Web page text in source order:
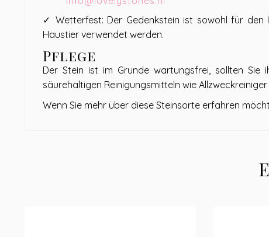
✓ Wetterfest: Der Gedenkstein ist sowohl für den
Haustier verwendet werden.
Pflege
Der Stein ist im Grunde wartungsfrei, sollten
säurehaltigen Reinigungsmitteln wie
Wenn Sie mehr über diese Steinsorte erfahren